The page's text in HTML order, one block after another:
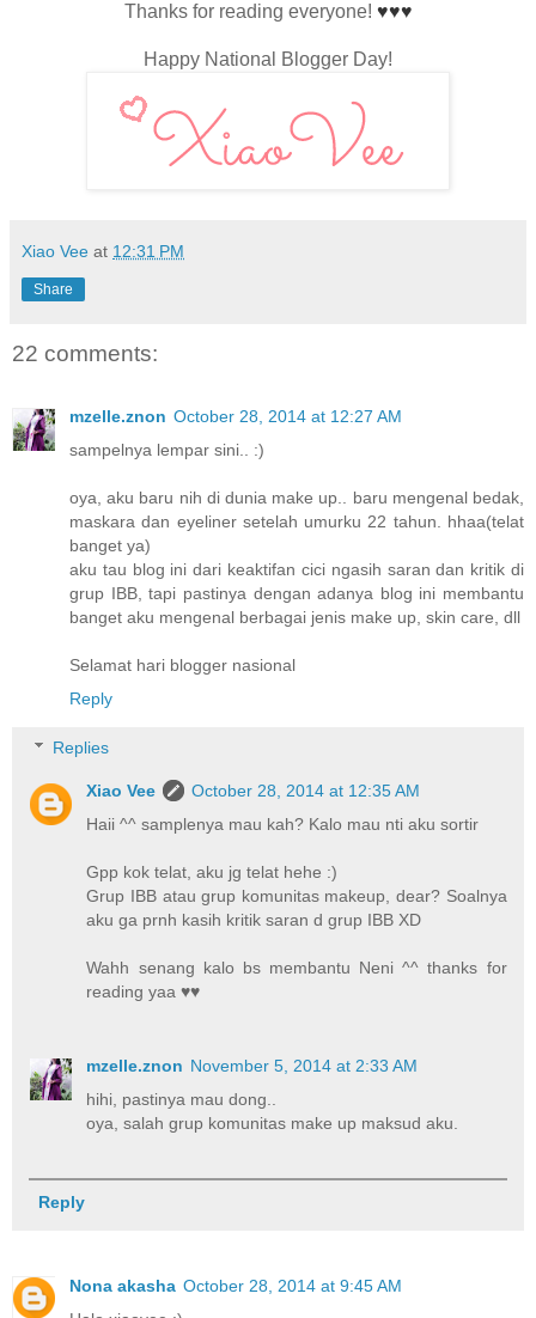
Thanks for reading everyone! ♥♥♥
Happy National Blogger Day!
Xiao Vee at 12:31 PM
Share
22 comments:
mzelle.znon October 28, 2014 at 12:27 AM
sampelnya lempar sini.. :)
oya, aku baru nih di dunia make up.. baru mengenal bedak,
maskara dan eyeliner setelah umurku 22 tahun. hhaa(telat
banget ya)
aku tau blog ini dari keaktifan cici ngasih saran dan kritik di
grup IBB, tapi pastinya dengan adanya blog ini membantu
banget aku mengenal berbagai jenis make up, skin care, dll
Selamat hari blogger nasional
Reply
Replies
Xiao Vee
October 28, 2014 at 12:35 AM
Haii ^^ samplenya mau kah? Kalo mau nti aku sortir
Gpp kok telat, aku jg telat hehe :)
Grup IBB atau grup komunitas makeup, dear? Soalnya
aku ga prnh kasih kritik saran d grup IBB XD
Wahh senang kalo bs membantu Neni ^^ thanks for
reading yaa ♥♥
mzelle.znon November 5, 2014 at 2:33 AM
hihi, pastinya mau dong..
oya, salah grup komunitas make up maksud aku.
Reply
Nona akasha October 28, 2014 at 9:45 AM